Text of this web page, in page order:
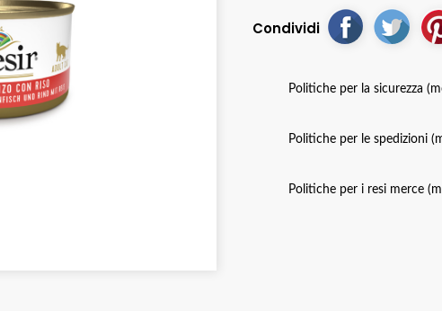
Condividi
Politiche per la sicurezza
Politiche per le spedizioni
Politiche per i resi merce